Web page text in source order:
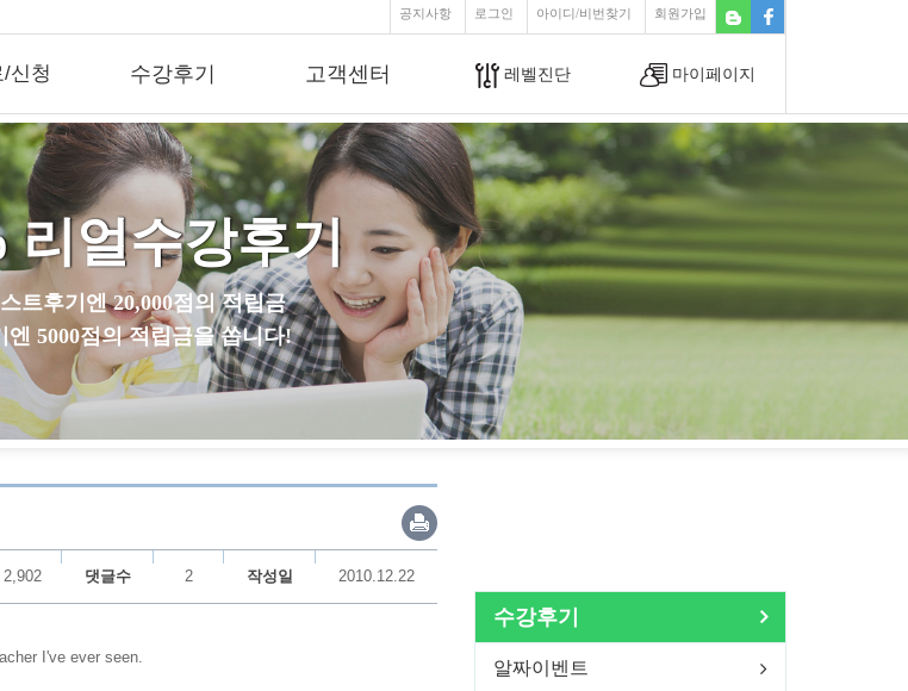
공지사항 로그인 아이디/비번찾기 회원가입
신청 수강후기 고객센터 레벨진단 마이페이지
리얼수강후기
트후기엔 20,000점의 적립금
엔 5000점의 적립금을 쏩니다!
2,902 댓글수 2 작성일 2010.12.22
I've ever seen.
수강후기
알짜이벤트